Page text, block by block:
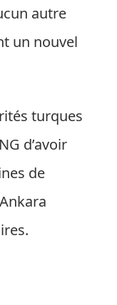
autre
un nouvel
turques
d’avoir
de